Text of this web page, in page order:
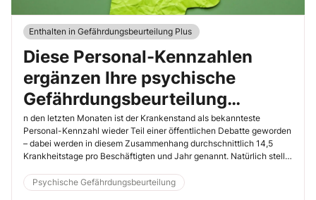
Enthalten in Gefährdungsbeurteilung Plus
Diese Personal-Kennzahlen
ergänzen Ihre psychische
Gefährdungsbeurteilung
optimal
n den letzten Monaten ist der Krankenstand als bekannteste
Personal-Kennzahl wieder Teil einer öffentlichen Debatte geworden
– dabei werden in diesem Zusammenhang durchschnittlich 14,5
Krankheitstage pro Beschäftigten und Jahr genannt. Natürlich stellt
gibt, die im Attest nicht als Ursache auftauchen und die für Sie als
Sifa eine Relevanz haben. Nachfolgend gebe ich Ihnen die Antwort
Psychische Gefährdungsbeurteilung